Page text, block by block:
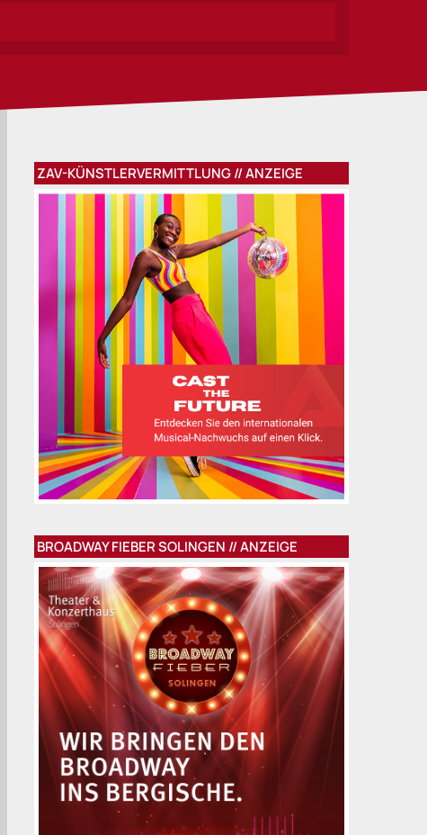
ZAV-KÜNSTLERVERMITTLUNG // ANZEIGE
BROADWAY FIEBER SOLINGEN // ANZEIGE